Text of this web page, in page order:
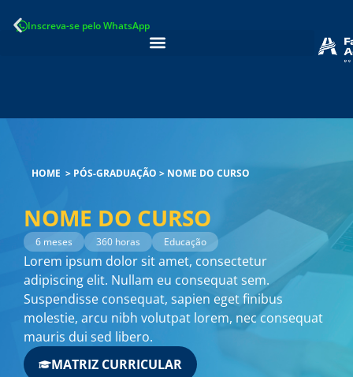
para Inscreva-se pelo WhatsApp
HOME > PÓS-GRADUAÇÃO > NOME DO CURSO
NOME DO CURSO
6 meses 360 horas Educação
Lorem ipsum dolor sit amet, consectetur
adipiscing elit. Nullam eu consequat sem.
Suspendisse consequat, sapien eget finibus
molestie, arcu nibh volutpat lorem, nec consequat
mauris dui sed libero.
MATRIZ CURRICULAR